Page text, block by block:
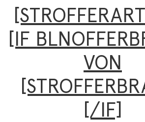
[IF
VON
[/IF]